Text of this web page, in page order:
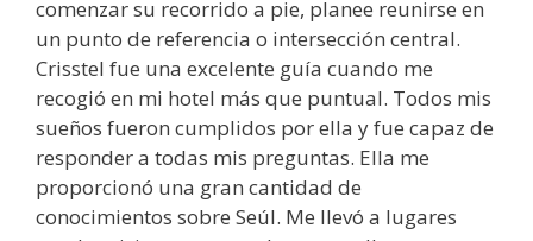
comenzar su recorrido a pie, planee reunirse en
un punto de referencia o intersección central.
Crisstel fue una excelente guía cuando me
recogió en mi hotel más que puntual. Todos mis
sueños fueron cumplidos por ella y fue capaz de
responder a todas mis preguntas. Ella me
proporcionó una gran cantidad de
conocimientos sobre Seúl. Me llevó a lugares